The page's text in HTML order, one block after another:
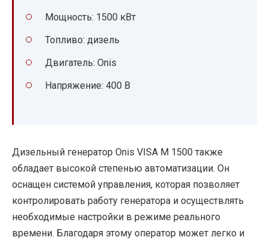
Мощность: 1500 кВт
Топливо: дизель
Двигатель: Onis
Напряжение: 400 В
Дизельный генератор Onis VISA M 1500 также
обладает высокой степенью автоматизации. Он
оснащен системой управления, которая позволяет
контролировать работу генератора и осуществлять
необходимые настройки в режиме реального
времени. Благодаря этому оператор может легко и